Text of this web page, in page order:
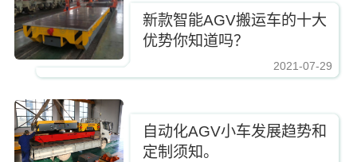
新款智能AGV搬运车的十大
优势你知道吗？
2021-07-29
自动化AGV小车发展趋势和
定制须知。